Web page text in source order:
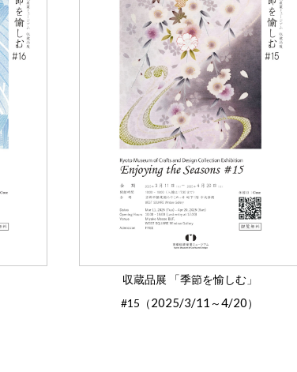
収蔵品展 「季節を愉しむ」
#15（2025/3/11 ～4/20）